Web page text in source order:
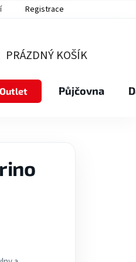
Registrace
KOŠÍK
PRÁZDNÝ KOŠÍK
Outlet Půjčovna